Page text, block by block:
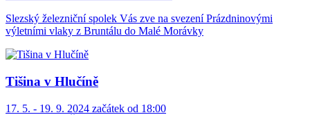
Slezský železniční spolek Vás zve na svezení Prázdninovými
výletními vlaky z Bruntálu do Malé Morávky
Tišina v Hlučíně
17. 5. - 19. 9. 2024 začátek od 18:00